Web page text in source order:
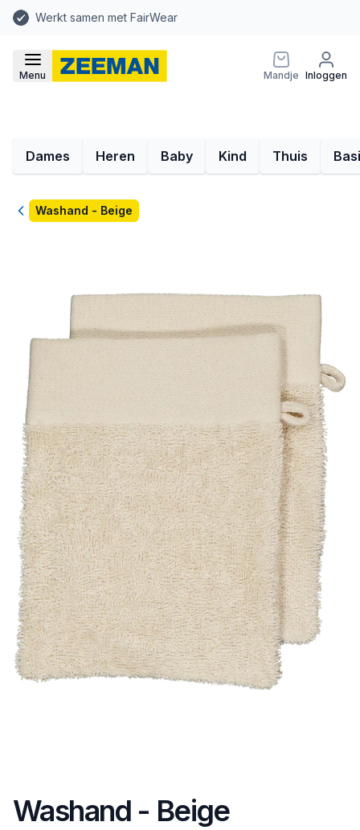
Werkt samen met FairWear
Menu Mandje Inloggen
Dames Heren Baby Kind Thuis
TerugWashand - Beige
Washand - Beige